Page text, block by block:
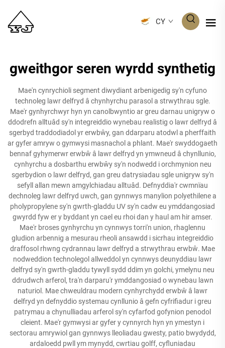
CY
gweithgor seren wyrdd synthetig
Mae'n cynrychioli segment diwydiant arbenigedig sy'n cyfuno
technoleg lawr delfryd â chynhyrchu parasol a strwythrau sgle.
Mae'r gynhyrchwyr hyn yn canolbwyntio ar greu darnau unigryw o
ddodrefn alltuâd sy'n integreiddio wynebau realistig o lawr delfryd â
sgerbyd traddodiadol yr erwbŵy, gan ddarparu atodwl a pherffaith
ar gyfer amryw o gymwysi masnachol a phlant. Mae'r swyddogaeth
bennaf gyhymerwr erwbŵ â lawr delfryd yn ymwneud â chynllunio,
cynhyrchu a dosbarthu erwbŵy sy'n nodwedd i orchmynion neu
sgerbydion o lawr delfryd, gan greu datrysiadau sgle unigryw sy'n
sefyll allan mewn amgylchiadau alltuâd. Defnyddia'r cwmnïau
dechnoleg lawr delfryd uwch, gan gynnwys manylion polyethilene a
pholypropylene sy'n gwrth-gladdu UV sy'n cadw eu ymddangosiad
gwyrdd fyw er y byddant yn cael eu rhoi dan y haul am hir amser.
Mae'r broses gynhyrchu yn cynnwys torri'n union, rhaglennu
gludion arbennig a mesurau rheoli ansawdd i sicrhau integreiddio
draffosol rhwng cydrannau lawr delfryd a strwythrau erwbŵ. Mae
nodweddion technolegol allweddol yn cynnwys deunyddiau lawr
delfryd sy'n gwrth-gladdu tywyll sydd ddim yn golchi, ymelynu neu
ddrudwch arferol, tra'n darparu'r ymddangosiad o wynebau lawn
naturiol. Mae chweuldrau modern cynhyrchydd erwbŵ â lawr
delfryd yn defnyddio systemau cynllunio â gefn cyfrifiadur i greu
patrymau a chynulliadau arferol sy'n cyfarfod gofynion penodol
cleient. Mae'r gymwysi ar gyfer y cynnyrch hyn yn ymestyn i
sectorau amrywiol gan gynnwys lleoliadau gwesty, patio bwydydd,
ardaloedd pwll ym mynydd, cwrtiau golff, cyfluniadau